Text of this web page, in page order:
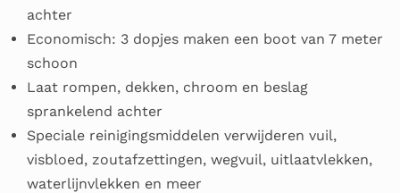
achter
Economisch: 3 dopjes maken een boot van 7 meter
schoon
Laat rompen, dekken, chroom en beslag
sprankelend achter
Speciale reinigingsmiddelen verwijderen vuil,
visbloed, zoutafzettingen, wegvuil, uitlaatvlekken,
waterlijnvlekken en meer